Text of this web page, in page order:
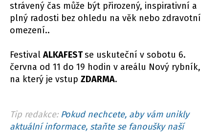
strávený čas může být přirozený, inspirativní a
plný radosti bez ohledu na věk nebo zdravotní
omezení..
FestivalALKAFESTse uskuteční v sobotu 6.
června od 11 do 19 hodin v areálu Nový rybník,
na který je vstup ZDARMA.
Tip redakce: Pokud nechcete, aby vám unikly
aktuální informace, staňte se fanoušky naší